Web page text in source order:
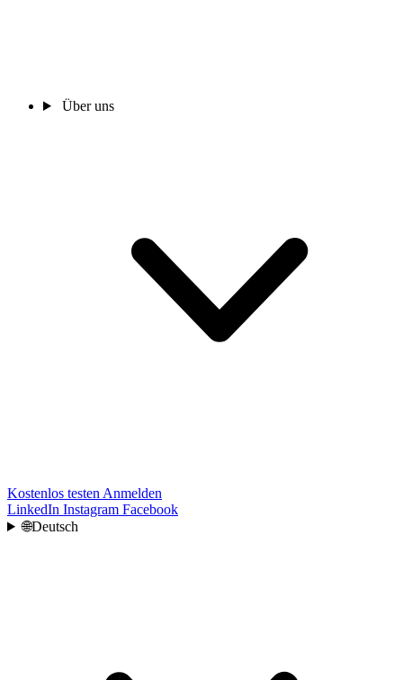
Über uns
Kostenlos testen Anmelden
LinkedIn Instagram Facebook
🌐Deutsch